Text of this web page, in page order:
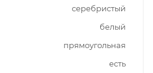
серебристый
белый
прямоугольная
есть